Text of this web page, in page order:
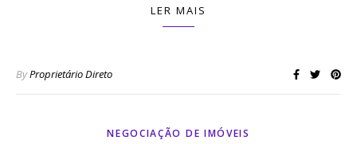
LER MAIS
ByProprietário Direto
NEGOCIAÇÃO DE IMÓVEIS